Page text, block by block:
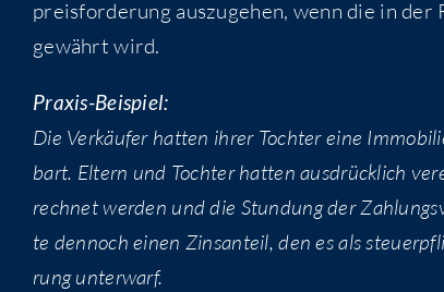
preis­for­de­rung aus­zu­ge­hen, wenn die in
gewährt wird.
Pra­xis-Bei­spiel:
Die Ver­käu­fer hat­ten ihrer Toch­ter eine
bart. Eltern und Toch­ter hat­ten aus­drück­lich
rech­net wer­den und die Stun­dung der
te den­noch einen Zins­an­teil, den es als
rung unterwarf.